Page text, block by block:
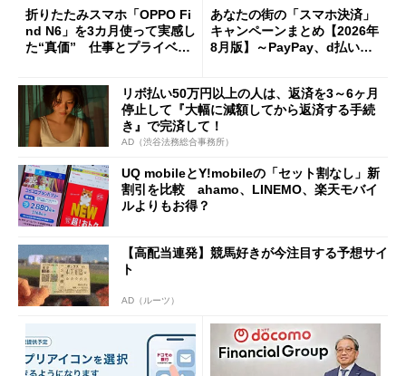
折りたたみスマホ「OPPO Fi
nd N6」を3カ月使って実感し
た“真価” 仕事とプライベー
あなたの街の「スマホ決済」
キャンペーンまとめ【2026年
8月版】～PayPay、d払い、a
リボ払い50万円以上の人は、返済を3～6ヶ月
停止して『大幅に減額してから返済する手続
き』で完済して！
AD（渋谷法務総合事務所）
UQ mobileとY!mobileの「セット割なし」新
割引を比較 ahamo、LINEMO、楽天モバイ
ルよりもお得？
【高配当連発】競馬好きが今注目する予想サイ
ト
AD（ルーツ）